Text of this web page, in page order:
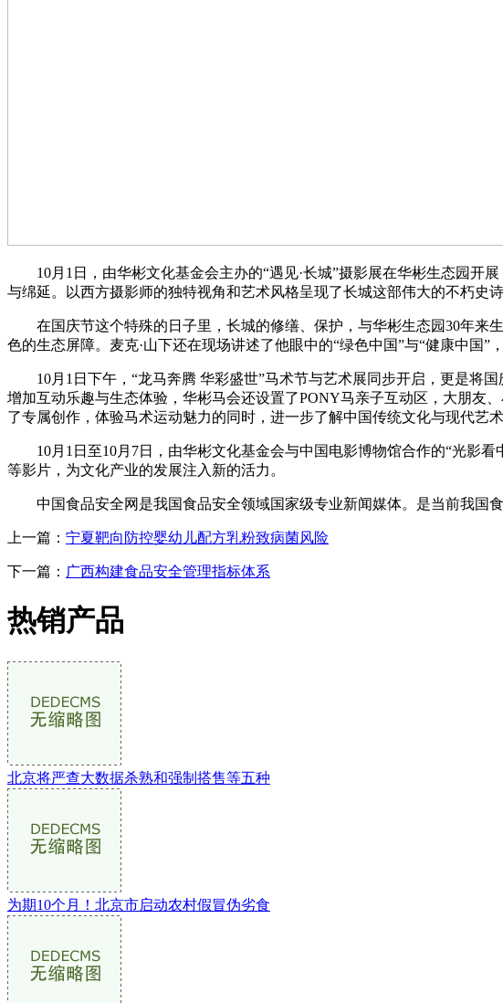
10月1日，由华彬文化基金会主办的“遇见·长城”摄影展在华彬生态园开展
与绵延。以西方摄影师的独特视角和艺术风格呈现了长城这部伟大的不朽史
在国庆节这个特殊的日子里，长城的修缮、保护，与华彬生态园30年来
色的生态屏障。麦克·山下还在现场讲述了他眼中的“绿色中国”与“健康中国”
10月1日下午，“龙马奔腾 华彩盛世”马术节与艺术展同步开启，更是将国
增加互动乐趣与生态体验，华彬马会还设置了PONY马亲子互动区，大朋友
了专属创作，体验马术运动魅力的同时，进一步了解中国传统文化与现代艺
10月1日至10月7日，由华彬文化基金会与中国电影博物馆合作的“光影看
等影片，为文化产业的发展注入新的活力。
中国食品安全网是我国食品安全领域国家级专业新闻媒体。是当前我国食
上一篇： 宁夏靶向防控婴幼儿配方乳粉致病菌风险
下一篇： 广西构建食品安全管理指标体系
热销产品
北京将严查大数据杀熟和强制搭售等五种
为期10个月！北京市启动农村假冒伪劣食